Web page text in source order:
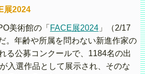
展2024
美術館の「 FACE展2024」（2/17
。年齢や所属を問わない新進作家の
る公募コンクールで、1184名の出
入選作品として展示され、そのな